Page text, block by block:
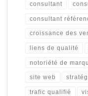
consultant
consultant
croissance des
liens de qualité
notoriété de
site web
trafic qualifié